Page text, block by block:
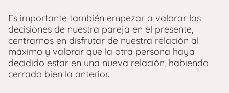
Es importante también empezar a valorar las
decisiones de nuestra pareja en el presente,
centrarnos en disfrutar de nuestra relación al
máximo y valorar que la otra persona haya
decidido estar en una nueva relación, habiendo
cerrado bien la anterior.